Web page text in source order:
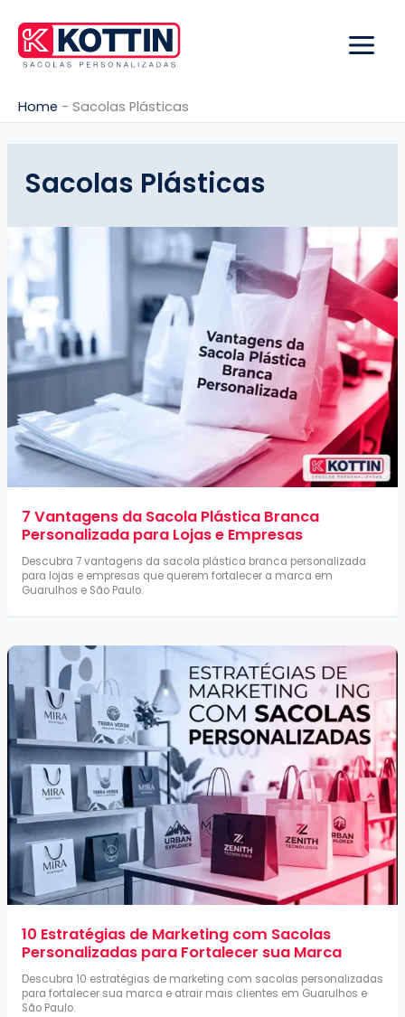
para
Home - Sacolas Plásticas
Sacolas Plásticas
7 Vantagens da Sacola Plástica Branca
Personalizada para Lojas e Empresas
Descubra 7 vantagens da sacola plástica branca personalizada
para lojas e empresas que querem fortalecer a marca em
Guarulhos e São Paulo.
10 Estratégias de Marketing com Sacolas
Personalizadas para Fortalecer sua Marca
Descubra 10 estratégias de marketing com sacolas personalizadas
para fortalecer sua marca e atrair mais clientes em Guarulhos e
São Paulo.